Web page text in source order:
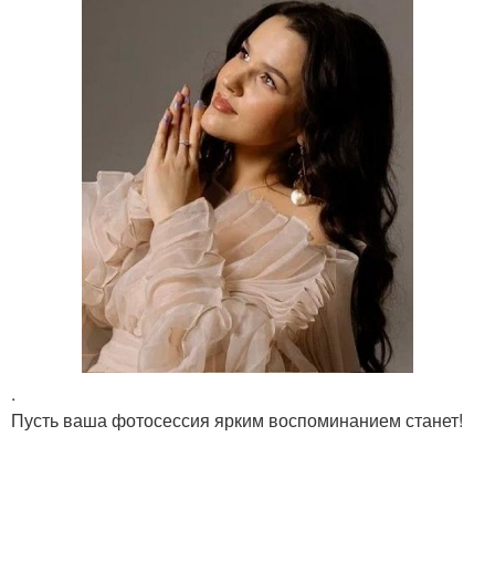
.
Пусть ваша фотосессия ярким воспоминанием станет!